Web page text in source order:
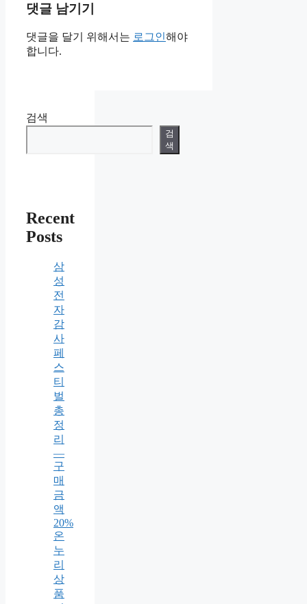
댓글 남기기
댓글을 달기 위해서는 로그인해야
합니다.
검색
검
색
Recent
Posts
삼
성
전
자
감
사
페
스
티
벌
총
정
리
—
구
매
금
액
20%
온
누
리
상
품